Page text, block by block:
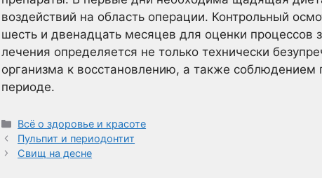
воздействий на область операции. Контрольный
шесть и двенадцать месяцев для оценки процессов
лечения определяется не только технически
организма к восстановлению, а также
периоде.
Рубрики
Всё о здоровье и красоте
Пульпит и периодонтит
Свищ на десне